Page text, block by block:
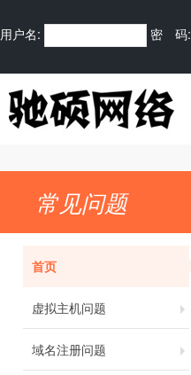
用户名: 密 码:
常见问题
首页
虚拟主机问题
域名注册问题